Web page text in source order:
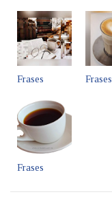
Frases Frases
Frases